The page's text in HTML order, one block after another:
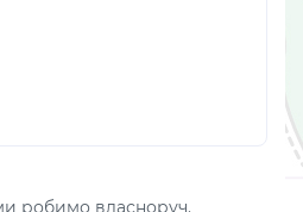
робимо власноруч.